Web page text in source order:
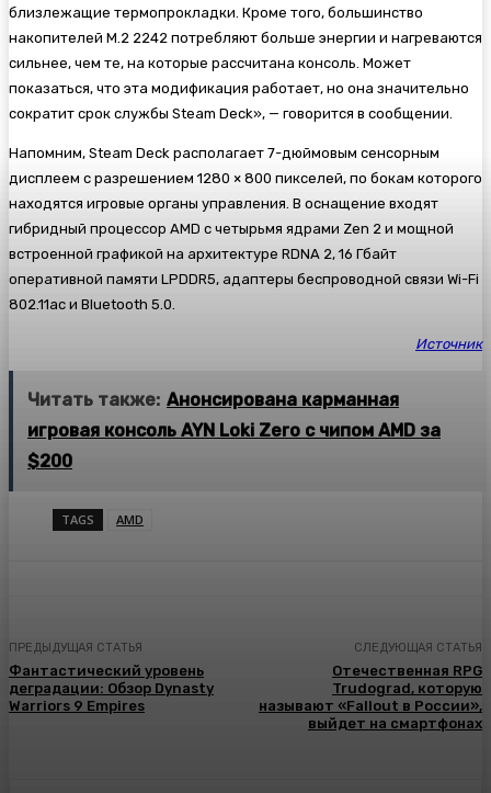
близлежащие термопрокладки. Кроме того, большинство
накопителей М.2 2242 потребляют больше энергии и нагреваются
сильнее, чем те, на которые рассчитана консоль. Может
показаться, что эта модификация работает, но она значительно
сократит срок службы Steam Deck», — говорится в сообщении.
Напомним, Steam Deck располагает 7-дюймовым сенсорным
дисплеем с разрешением 1280 × 800 пикселей, по бокам которого
находятся игровые органы управления. В оснащение входят
гибридный процессор AMD с четырьмя ядрами Zen 2 и мощной
встроенной графикой на архитектуре RDNA 2, 16 Гбайт
оперативной памяти LPDDR5, адаптеры беспроводной связи Wi-Fi
802.11ac и Bluetooth 5.0.
Источник
Читать также: Анонсирована карманная
игровая консоль AYN Loki Zero с чипом AMD за
$200
TAGS AMD
ПРЕДЫДУЩАЯ СТАТЬЯ
Фантастический уровень
деградации: Обзор Dynasty
Warriors 9 Empires
СЛЕДУЮЩАЯ СТАТЬЯ
Отечественная RPG
Trudograd, которую
называют «Fallout в России»,
выйдет на смартфонах